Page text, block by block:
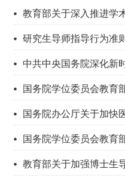
教育部关于深入推进学
​研究生导师指导行为准则
中共中央国务院深化新
国务院学位委员会教育
国务院办公厅关于加快
国务院学位委员会教育
教育部关于加强博士生